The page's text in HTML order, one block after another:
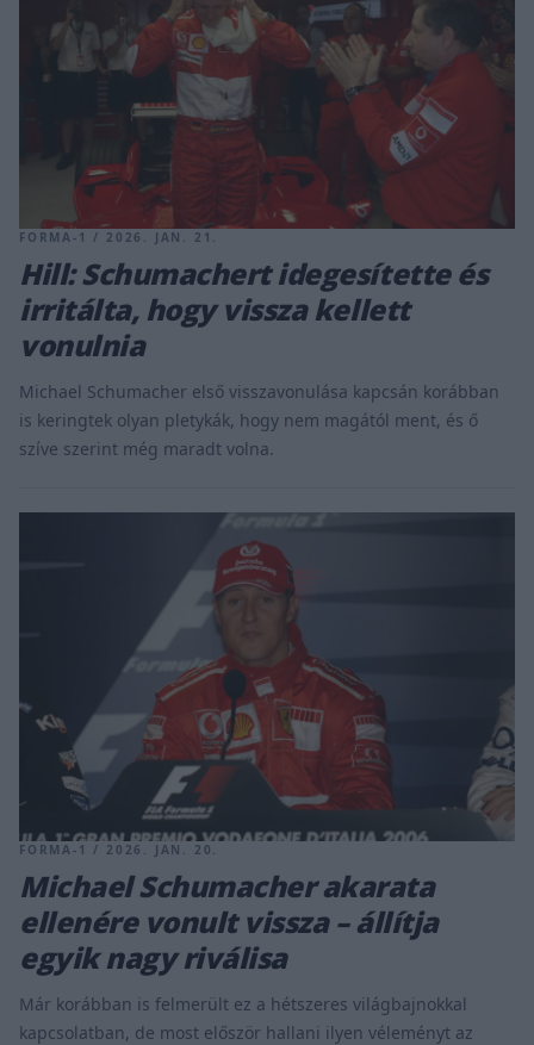
FORMA-1 / 2026. JAN. 21.
Hill: Schumachert idegesítette és
irritálta, hogy vissza kellett
vonulnia
Michael Schumacher első visszavonulása kapcsán korábban
is keringtek olyan pletykák, hogy nem magától ment, és ő
szíve szerint még maradt volna.
FORMA-1 / 2026. JAN. 20.
Michael Schumacher akarata
ellenére vonult vissza – állítja
egyik nagy riválisa
Már korábban is felmerült ez a hétszeres világbajnokkal
kapcsolatban, de most először hallani ilyen véleményt az